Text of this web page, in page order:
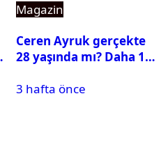
Magazin
Ceren Ayruk gerçekte
28 yaşında mı? Daha 17
3 hafta önce